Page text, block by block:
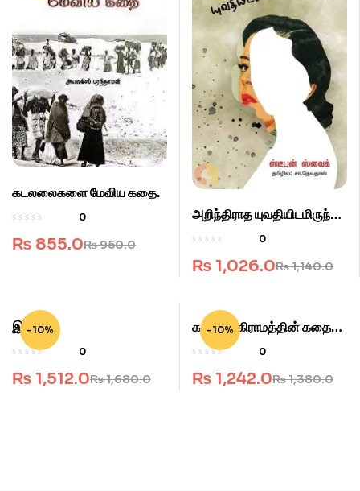
கடலலைகளை மேவிய கதை.
0
₨950.0
₨ 855.0
அறிந்திராத யுவதியிடமிருந்து
கடிதம்.
0
₨1,140.0
₨ 1,026.0
-10%
இத்தா.
0
₨1,680.0
₨ 1,512.0
-10%
கடலோர கிராமத்தின் கதை
சொல்லி.
0
₨1,380.0
₨ 1,242.0